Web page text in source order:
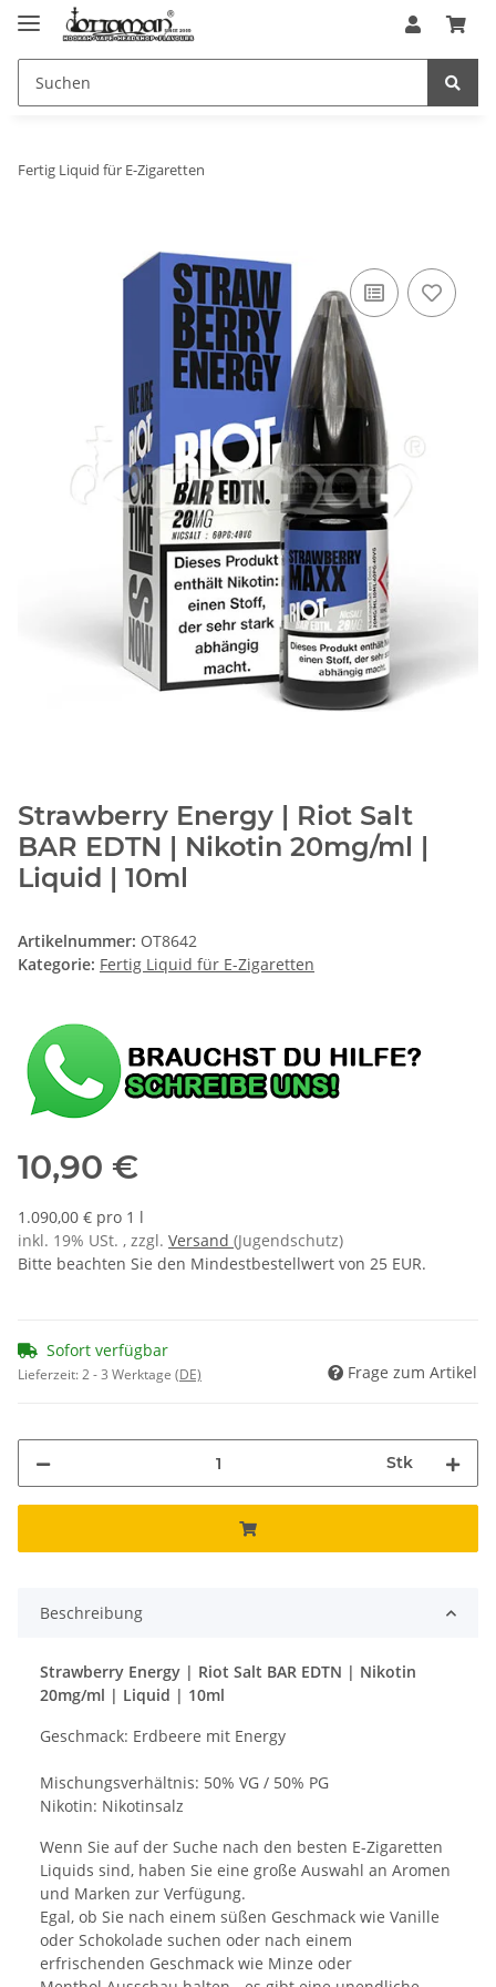
Fertig Liquid für E-Zigaretten
Strawberry Energy | Riot Salt
BAR EDTN | Nikotin 20mg/ml |
Liquid | 10ml
Artikelnummer: OT8642
Kategorie: Fertig Liquid für E-Zigaretten
10,90 €
1.090,00 € pro 1 l
inkl. 19% USt. , zzgl. Versand (Jugendschutz)
Bitte beachten Sie den Mindestbestellwert von 25 EUR.
Sofort verfügbar
Lieferzeit:2 - 3 Werktage (DE) Frage zum Artikel
Stk
Beschreibung
Strawberry Energy | Riot Salt BAR EDTN | Nikotin
20mg/ml | Liquid | 10ml
Geschmack: Erdbeere mit Energy
Mischungsverhältnis: 50% VG / 50% PG
Nikotin: Nikotinsalz
Wenn Sie auf der Suche nach den besten E-Zigaretten
Liquids sind, haben Sie eine große Auswahl an Aromen
und Marken zur Verfügung.
Egal, ob Sie nach einem süßen Geschmack wie Vanille
oder Schokolade suchen oder nach einem
erfrischenden Geschmack wie Minze oder